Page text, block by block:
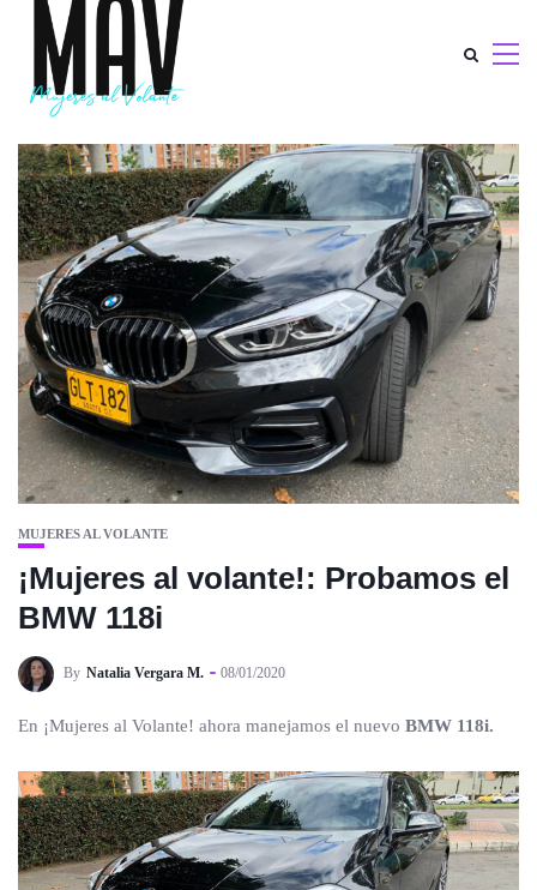
MUJERES AL VOLANTE
¡Mujeres al volante!: Probamos el
BMW 118i
By Natalia Vergara M. 08/01/2020
En ¡Mujeres al Volante! ahora manejamos el nuevo BMW 118i.